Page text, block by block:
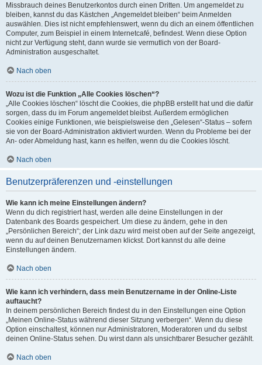
Missbrauch deines Benutzerkontos durch einen Dritten. Um angemeldet zu
bleiben, kannst du das Kästchen „Angemeldet bleiben“ beim Anmelden
auswählen. Dies ist nicht empfehlenswert, wenn du dich an einem öffentlichen
Computer, zum Beispiel in einem Internetcafé, befindest. Wenn diese Option
nicht zur Verfügung steht, dann wurde sie vermutlich von der Board-
Administration ausgeschaltet.
Nach oben
Wozu ist die Funktion „Alle Cookies löschen“?
„Alle Cookies löschen“ löscht die Cookies, die phpBB erstellt hat und die dafür
sorgen, dass du im Forum angemeldet bleibst. Außerdem ermöglichen
Cookies einige Funktionen, wie beispielsweise den „Gelesen“-Status – sofern
sie von der Board-Administration aktiviert wurden. Wenn du Probleme bei der
An- oder Abmeldung hast, kann es helfen, wenn du die Cookies löscht.
Nach oben
Benutzerpräferenzen und -einstellungen
Wie kann ich meine Einstellungen ändern?
Wenn du dich registriert hast, werden alle deine Einstellungen in der
Datenbank des Boards gespeichert. Um diese zu ändern, gehe in den
„Persönlichen Bereich“; der Link dazu wird meist oben auf der Seite angezeigt,
wenn du auf deinen Benutzernamen klickst. Dort kannst du alle deine
Einstellungen ändern.
Nach oben
Wie kann ich verhindern, dass mein Benutzername in der Online-Liste
auftaucht?
In deinem persönlichen Bereich findest du in den Einstellungen eine Option
„Meinen Online-Status während dieser Sitzung verbergen“. Wenn du diese
Option einschaltest, können nur Administratoren, Moderatoren und du selbst
deinen Online-Status sehen. Du wirst dann als unsichtbarer Besucher gezählt.
Nach oben